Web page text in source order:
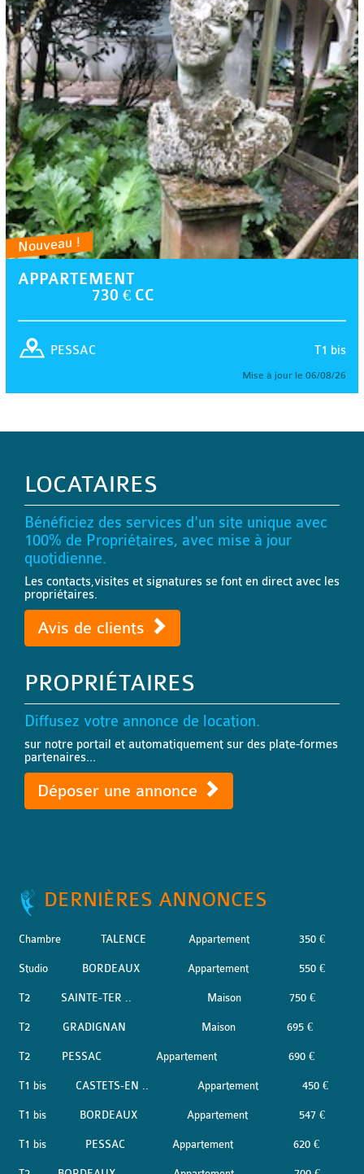
Nouveau !
APPARTEMENT
730 € CC
T1 bis
PESSAC
Mise à jour le 06/08/26
LOCATAIRES
Bénéficiez des services d'un site unique avec
100% de Propriétaires, avec mise à jour
quotidienne.
Les contacts,visites et signatures se font en direct avec les
propriétaires.
Avis de clients
PROPRIÉTAIRES
Diffusez votre annonce de location.
sur notre portail et automatiquement sur des plate-formes
partenaires...
Déposer une annonce
DERNIÈRES ANNONCES
Chambre TALENCE Appartement 350 €
Studio BORDEAUX Appartement 550 €
T2 SAINTE-TER .. Maison 750 €
T2 GRADIGNAN Maison 695 €
T2 PESSAC Appartement 690 €
T1 bis CASTETS-EN .. Appartement 450 €
T1 bis BORDEAUX Appartement 547 €
T1 bis PESSAC Appartement 620 €